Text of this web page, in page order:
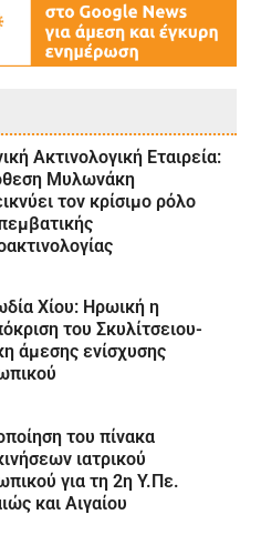
Ακτινολογική Εταιρεία:
Μυλωνάκη
τον κρίσιμο ρόλο
Χίου: Ηρωική η
του Σκυλίτσειου-
άμεσης ενίσχυσης
του πίνακα
ιατρικού
για τη 2η Υ.Πε.
και Αιγαίου